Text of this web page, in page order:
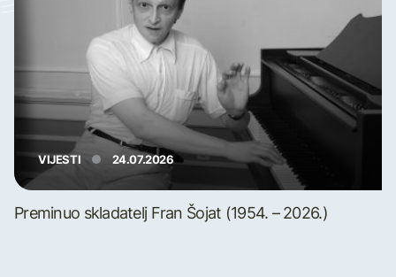
VIJESTI 24.07.2026
Preminuo skladatelj Fran Šojat (1954. – 2026.)